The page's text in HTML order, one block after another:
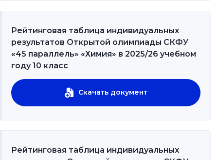
Рейтинговая таблица индивидуальных
результатов Открытой олимпиады СКФУ
«45 параллель» «Химия» в 2025/26 учебном
году 10 класс
Скачать документ
Рейтинговая таблица индивидуальных